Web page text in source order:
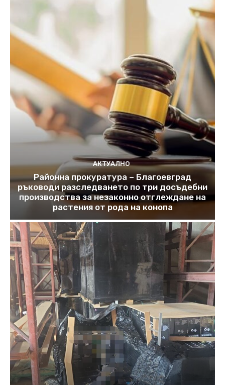
АКТУАЛНО
Районна прокуратура – Благоевград
ръководи разследването по три досъдебни
производства за незаконно отглеждане на
растения от рода на конопа